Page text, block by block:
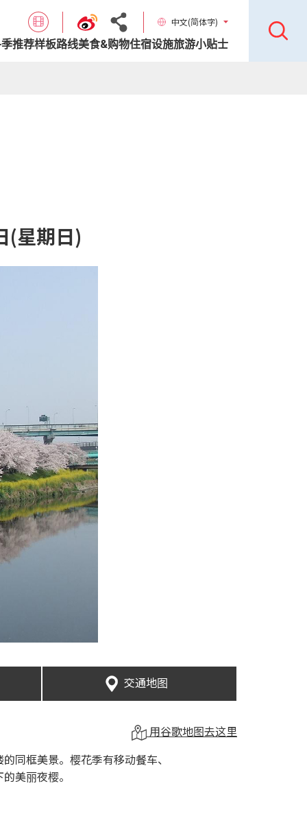
中文(简体字)
推荐样板路线美食&购物住宿设施旅游小贴士
(星期日)
交通地图
用谷歌地图去这里
同框美景。樱花季有移动餐车、
美丽夜樱。